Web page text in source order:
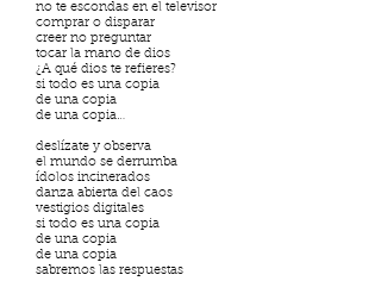
no te escondas en el televisor
comprar o disparar
creer no preguntar
tocar la mano de dios
¿A qué dios te refieres?
si todo es una copia
de una copia
de una copia…
deslízate y observa
el mundo se derrumba
ídolos incinerados
danza abierta del caos
vestigios digitales
si todo es una copia
de una copia
de una copia
sabremos las respuestas